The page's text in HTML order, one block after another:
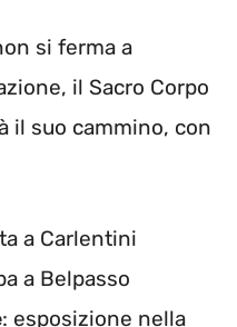
si ferma a
il Sacro Corpo
il suo cammino, con
a Carlentini
a Belpasso
: esposizione nella